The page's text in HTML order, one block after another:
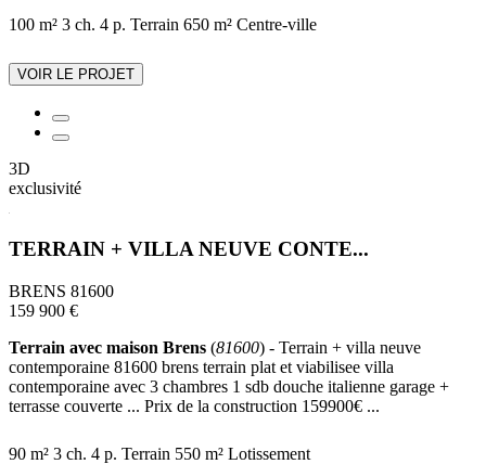
100 m² 3 ch. 4 p. Terrain 650 m² Centre-ville
VOIR LE PROJET
3D
exclusivité
TERRAIN + VILLA NEUVE CONTE...
BRENS 81600
159 900 €
Terrain avec maison Brens (81600) - Terrain + villa neuve
contemporaine 81600 brens terrain plat et viabilisee villa
contemporaine avec 3 chambres 1 sdb douche italienne garage +
terrasse couverte ... Prix de la construction 159900€ ...
90 m² 3 ch. 4 p. Terrain 550 m² Lotissement